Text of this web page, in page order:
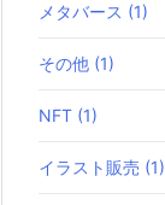
メタバース (1)
その他 (1)
NFT (1)
イラスト販売 (1)